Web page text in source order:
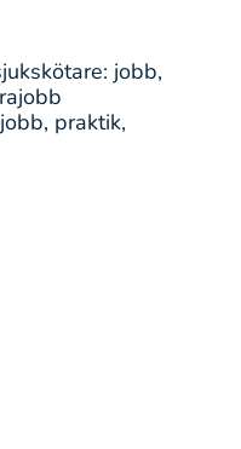
jobb,
praktik,